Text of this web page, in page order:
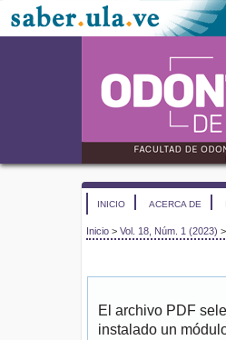
INICIO ACERCA DE
Inicio > Vol. 18, Núm. 1 (2023) >
El archivo PDF
instalado un